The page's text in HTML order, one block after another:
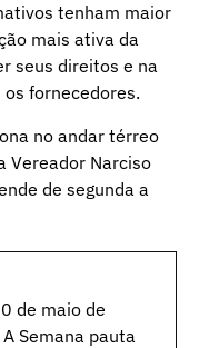
tenham maior
mais ativa da
seus direitos e na
fornecedores.
no andar térreo
Vereador Narciso
de segunda a
de maio de
Semana pauta